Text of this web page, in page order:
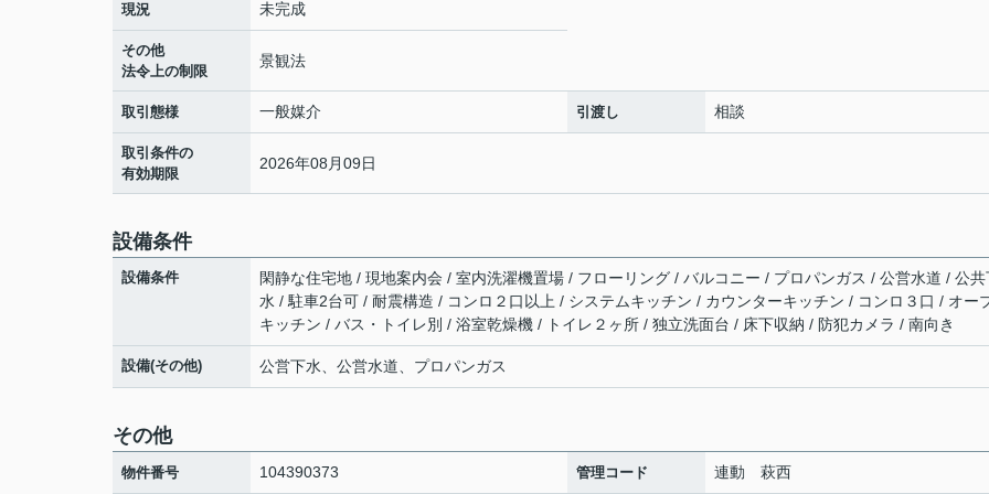
現況 未完成
その他
法令上の制限
景観法
取引態様 一般媒介 引渡し 相談
取引条件の
有効期限
2026年08月09日
設備条件
設備条件
閑静な住宅地 / 現地案内会 / 室内洗濯機置場 / フローリング / バルコニー / プロパンガス / 公営水道 / 公共
水 / 駐車2台可 / 耐震構造 / コンロ２口以上 / システムキッチン / カウンターキッチン / コンロ３口 / オー
キッチン / バス・トイレ別 / 浴室乾燥機 / トイレ２ヶ所 / 独立洗面台 / 床下収納 / 防犯カメラ / 南向き
設備(その他) 公営下水、公営水道、プロパンガス
その他
物件番号 104390373 管理コード 連動 萩西